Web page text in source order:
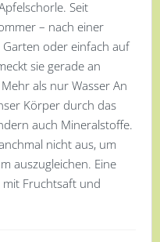
Seit
– nach einer
oder einfach auf
sie gerade an
als nur Wasser An
Körper durch das
auch Mineralstoffe.
nicht aus, um
auszugleichen. Eine
mit Fruchtsaft und